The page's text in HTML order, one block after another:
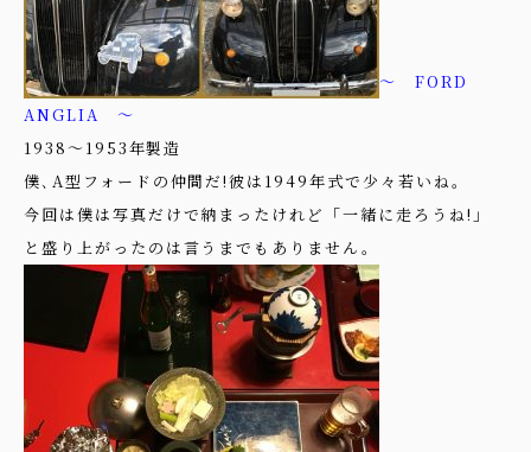
～ FORD
ANGLIA ～
1938～1953年製造
僕､A型フォードの仲間だ!彼は1949年式で少々若いね。
今回は僕は写真だけで納まったけれど「一緒に走ろうね!」
と盛り上がったのは言うまでもありません。